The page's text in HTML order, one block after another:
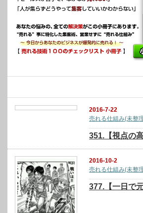
2016-7-22
売れる仕組み(未整理
351.【視点の高
2016-10-2
売れる仕組み(未整理
377.【一日で